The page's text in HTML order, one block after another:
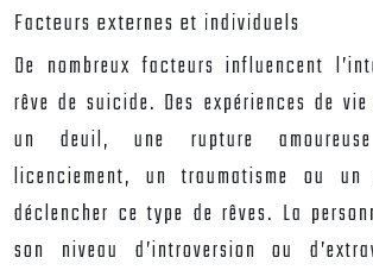
Facteurs externes et individuels
De nombreux facteurs influencent
rêve de suicide. Des expériences de
un deuil, une rupture
licenciement, un traumatisme ou
déclencher ce type de rêves. La
son niveau d’introversion ou